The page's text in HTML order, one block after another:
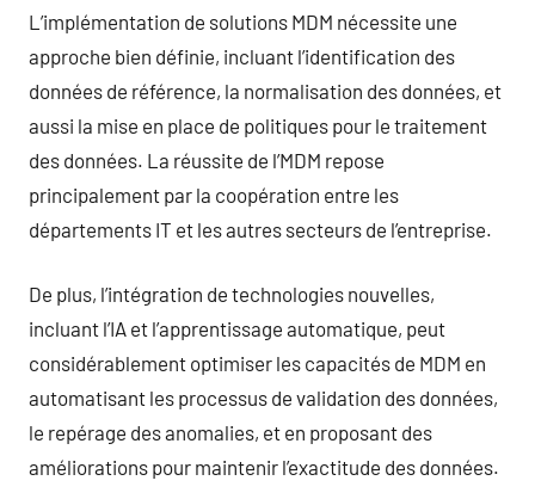
L’implémentation de solutions MDM nécessite une
approche bien définie, incluant l’identification des
données de référence, la normalisation des données, et
aussi la mise en place de politiques pour le traitement
des données. La réussite de l’MDM repose
principalement par la coopération entre les
départements IT et les autres secteurs de l’entreprise.
De plus, l’intégration de technologies nouvelles,
incluant l’IA et l’apprentissage automatique, peut
considérablement optimiser les capacités de MDM en
automatisant les processus de validation des données,
le repérage des anomalies, et en proposant des
améliorations pour maintenir l’exactitude des données.